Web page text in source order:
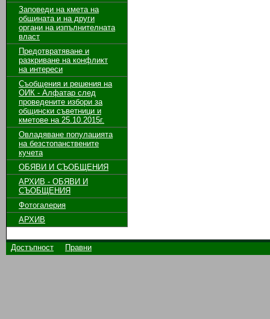
Заповеди на кмета на
общината и на други
органи на изпълнителната
власт
Предотвратяване и
разкриване на конфликт
на интереси
Съобщения и решения на
ОИК - Алфатар след
проведените избори за
общински съветници и
кметове на 25.10.2015г.
Овладяване популацията
на безстопанствените
кучета
ОБЯВИ И СЪОБЩЕНИЯ
АРХИВ - ОБЯВИ И
СЪОБЩЕНИЯ
Фотогалерия
АРХИВ
Достъпност Правни